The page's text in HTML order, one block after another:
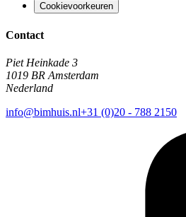
Cookievoorkeuren
Contact
Piet Heinkade 3
1019 BR Amsterdam
Nederland
info@bimhuis.nl+31 (0)20 - 788 2150